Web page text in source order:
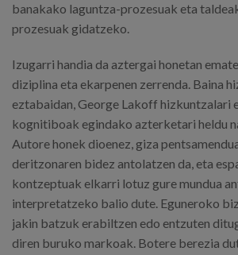
banakako laguntza-prozesuak eta
prozesuak gidatzeko.
Izugarri handia da aztergai honetan
diziplina eta ekarpenen zerrenda. Baina
eztabaidan, George Lakoff hizkuntzalari
kognitiboak egindako azterketari heldu
Autore honek dioenez, giza
deritzonaren bidez antolatzen da, eta
kontzeptuak elkarri lotuz gure mundua
interpretatzeko balio dute. Eguneroko
jakin batzuk erabiltzen edo entzuten
diren buruko markoak. Botere berezia